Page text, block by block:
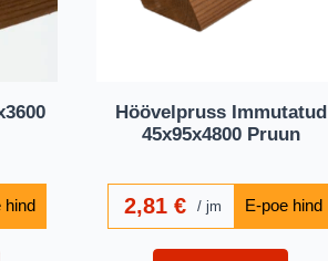
Höövelpruss Immutatud
45x95x4800 Pruun
2,81 € jm